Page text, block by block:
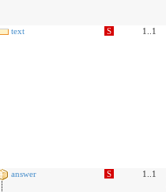
text
S 1..1
answer
S 1..1